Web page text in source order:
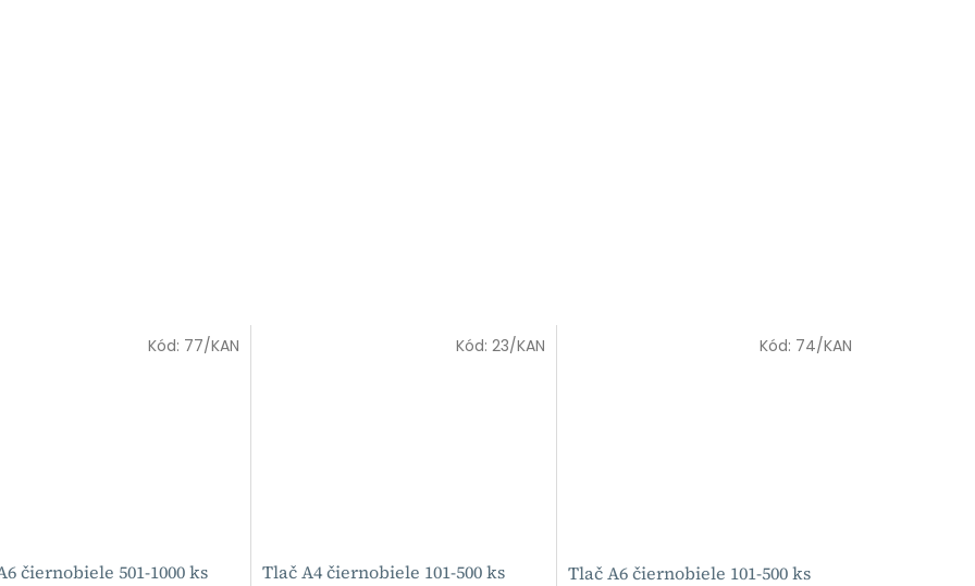
čiernobiele 501-1000 ks
Kód: 77/KAN
Tlač A4 čiernobiele 101-500 ks
Kód: 23/KAN
Tlač A6 čiernobiele 101-500 ks
Kód: 74/KAN